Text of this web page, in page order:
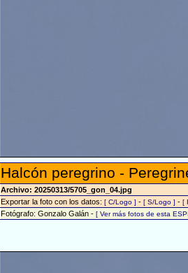
Halcón peregrino -
Archivo: 20250313/5705_gon_04.jpg
Exportar la foto con los datos: [ C/Logo ] - [ S/Logo ] - [
Fotógrafo: Gonzalo Galán - [ Ver más fotos de esta